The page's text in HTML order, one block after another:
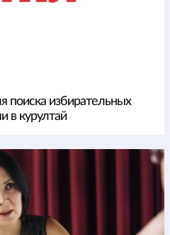
поиска избирательных
в курултай